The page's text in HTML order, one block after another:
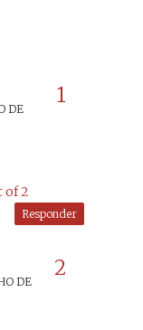
DE
of 2
Responder
DE